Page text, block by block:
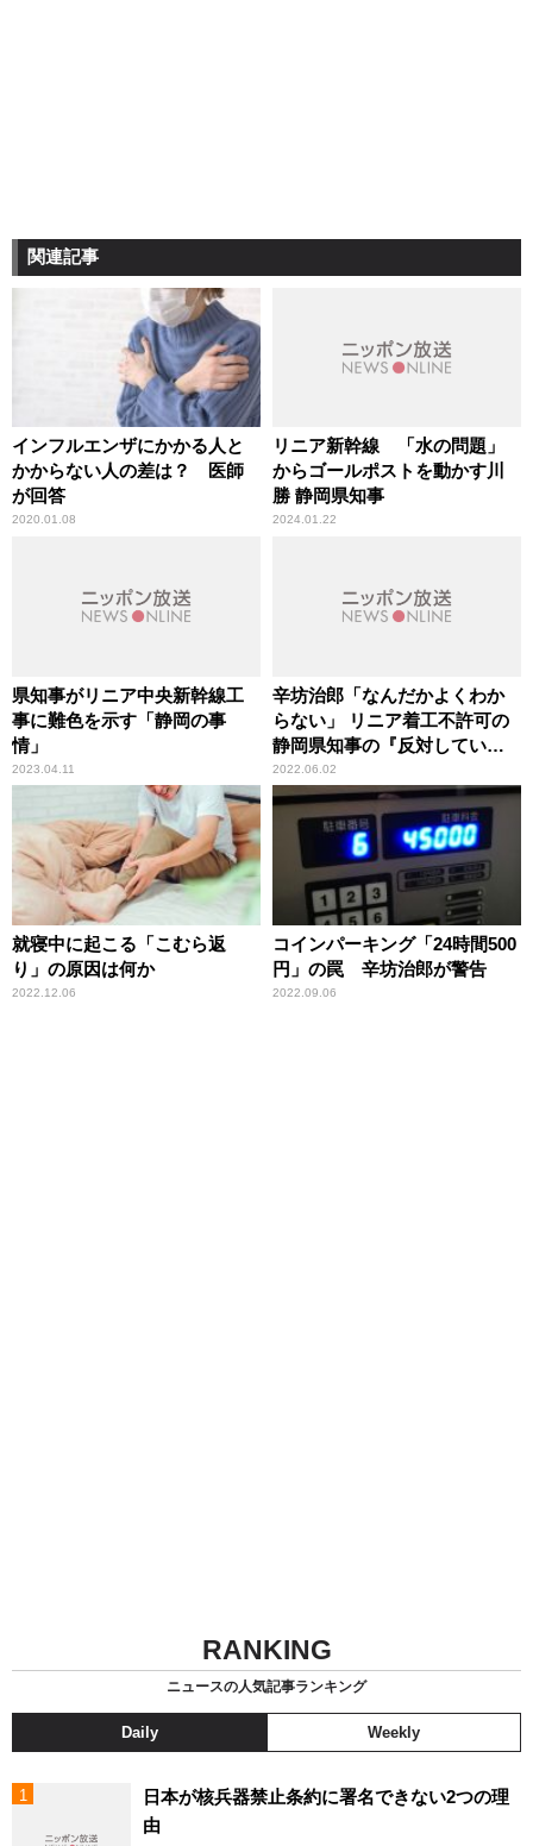
関連記事
インフルエンザにかかる人と
かからない人の差は？ 医師
が回答
2020.01.08
リニア新幹線 「水の問題」
からゴールポストを動かす川
勝 静岡県知事
2024.01.22
県知事がリニア中央新幹線工
事に難色を示す「静岡の事
情」
2023.04.11
辛坊治郎「なんだかよくわか
らない」 リニア着工不許可の
静岡県知事の『反対している
わけではない』という姿勢に
疑問
2022.06.02
就寝中に起こる「こむら返
り」の原因は何か
2022.12.06
コインパーキング「24時間500
円」の罠 辛坊治郎が警告
2022.09.06
RANKING
ニュースの人気記事ランキング
Daily Weekly
日本が核兵器禁止条約に署名できない2つの理
由